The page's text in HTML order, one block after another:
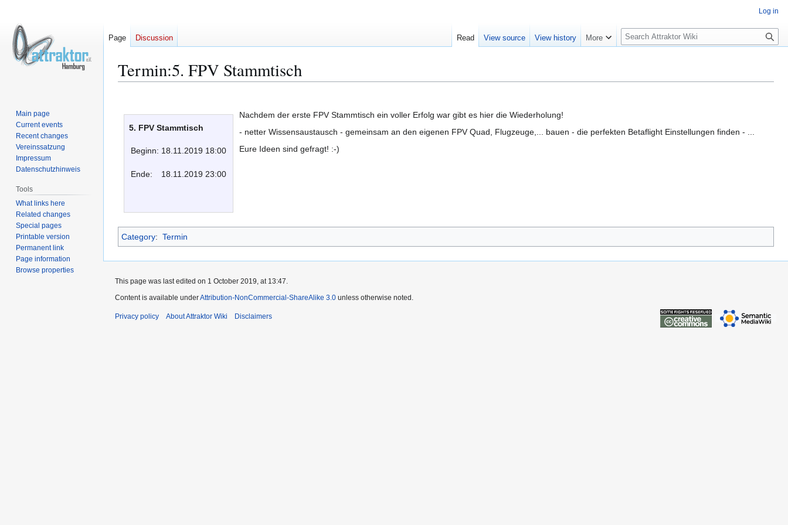
Termin:5. FPV Stammtisch
navigation
search
5. FPV Stammtisch
Beginn: 18.11.2019 18:00
Ende: 18.11.2019 23:00
Nachdem der erste FPV Stammtisch ein voller Erfolg war gibt es hier die Wiederholung!
- netter Wissensaustausch - gemeinsam an den eigenen FPV Quad, Flugzeuge,... bauen - die perfekten Betaflight Einstellungen finden - ...
Eure Ideen sind gefragt! :-)
Category: Termin
Log in
Page Discussion Read View source View history More
S
e
c
Main page
Current events
Recent changes
Vereinssatzung
Impressum
Datenschutzhinweis
Tools
What links here
Related changes
Special pages
Printable version
Permanent link
Page information
Browse properties
This page was last edited on 1 October 2019, at 13:47.
Content is available underAttribution-NonCommercial-ShareAlike 3.0 unless otherwise noted.
Privacy policy About Attraktor Wiki Disclaimers